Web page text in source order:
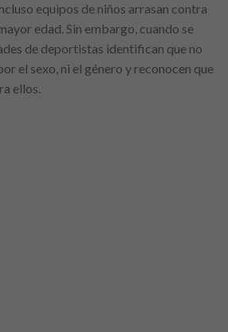
equipos de niños arrasan contra
edad. Sin embargo, cuando se
de deportistas identifican que no
el sexo, ni el género y reconocen que
ellos.